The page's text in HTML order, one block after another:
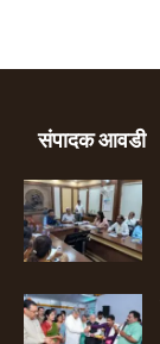
संपादक आवडी